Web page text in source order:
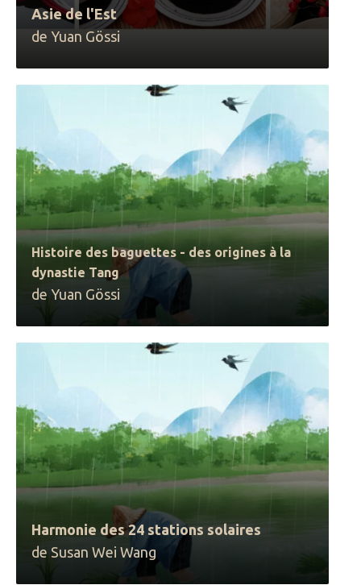
Asie de l'Est
de Yuan Gössi
Histoire des baguettes - des origines à la
dynastie Tang
de Yuan Gössi
Harmonie des 24 stations solaires
de Susan Wei Wang